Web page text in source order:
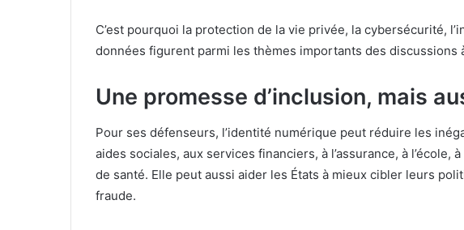
C’est pourquoi la protection de la vie privée, la cybersécurité,
données figurent parmi les thèmes importants des discussions
Une promesse d’inclusion, mais
Pour ses défenseurs, l’identité numérique peut réduire les
aides sociales, aux services financiers, à l’assurance, à l’école,
de santé. Elle peut aussi aider les États à mieux cibler leurs
fraude.